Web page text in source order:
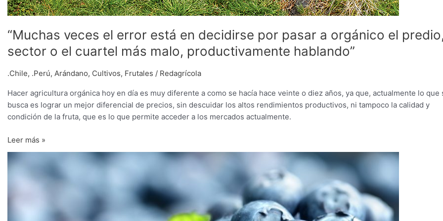
“Muchas veces el error está en decidirse por pasar a orgánico el
sector o el cuartel más malo, productivamente hablando”
.Chile, .Perú, Arándano, Cultivos, Frutales / Redagrícola
Hacer agricultura orgánica hoy en día es muy diferente a como se hacía hace veinte o diez años, ya que, actualmente lo que
busca es lograr un mejor diferencial de precios, sin descuidar los altos rendimientos productivos, ni tampoco la calidad y
condición de la fruta, que es lo que permite acceder a los mercados actualmente.
Leer más »
volumen